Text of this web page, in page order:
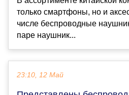
только смартфоны, но и
числе беспроводные
паре наушник...
23:10, 12 Май